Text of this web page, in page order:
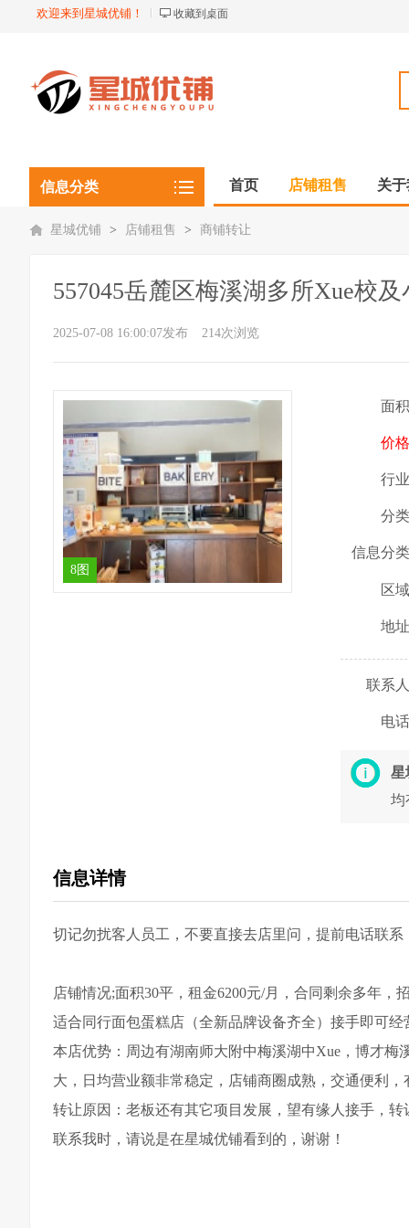
欢迎来到星城优铺！ 收藏到桌面
信息分类 首页 店铺租售 关
星城优铺 > 店铺租售 > 商铺转让
557045岳麓区梅溪湖多所Xue校
2025-07-08 16:00:07发布 214次浏览
8图
面
价
行
分
信息分
区
地
联系
电
星
均
信息详情
切记勿扰客人员工，不要直接去店里问，提前电话联系
店铺情况;面积30平，租金6200元/月，合同剩余多年
适合同行面包蛋糕店（全新品牌设备齐全）接手即可经
本店优势：周边有湖南师大附中梅溪湖中Xue，博才
大，日均营业额非常稳定，店铺商圈成熟，交通便利
转让原因：老板还有其它项目发展，望有缘人接手，转
联系我时，请说是在星城优铺看到的，谢谢！